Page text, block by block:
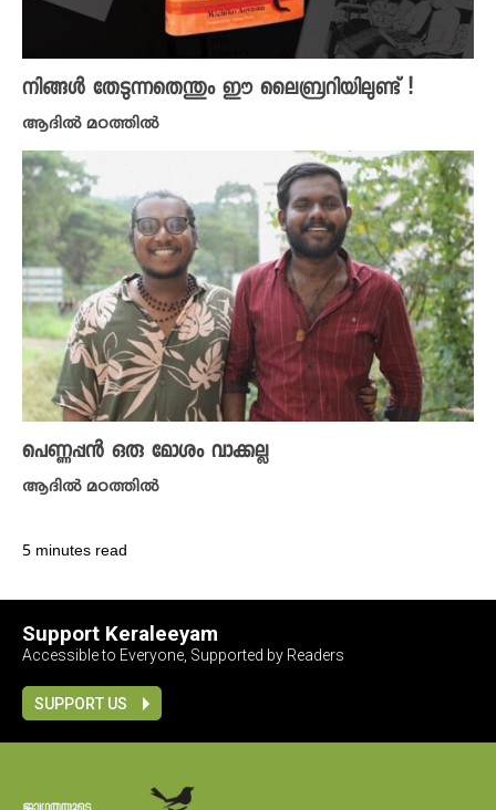
നിങ്ങൾ തേടുന്നതെന്തും ഈ ലൈബ്രറിയിലുണ്ട് !
ആദിൽ മഠത്തിൽ
പെണ്ണപ്പൻ ഒരു മോശം വാക്കല്ല
ആദിൽ മഠത്തിൽ
5 minutes read
Support Keraleeyam
Accessible to Everyone, Supported by Readers
SUPPORT US